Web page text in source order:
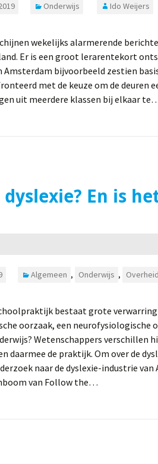
Onderwijs Ido Weijers
wekelijks alarmerende
Er is een groot lerarentekort
Amsterdam bijvoorbeeld zestien
met de keuze om de deuren
uit meerdere klassen bij elkaar
En is
Algemeen , Onderwijs ,
bestaat grote verwarring
oorzaak, een
Wetenschappers verschillen
daarmee de praktijk. Om over de
naar de dyslexie-industrie
van Follow the…